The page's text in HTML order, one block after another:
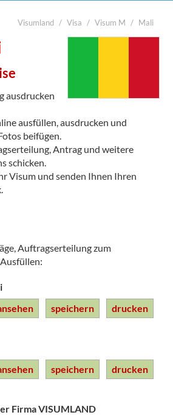
Visumland Visa Visum M Mali
ausdrucken
ausfüllen, ausdrucken und
beifügen.
Antrag und weitere
schicken.
Visum und senden Ihnen Ihren
Auftragserteilung zum
speichern drucken
speichern drucken
Firma VISUMLAND